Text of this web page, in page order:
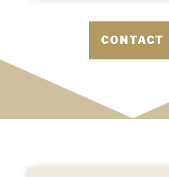
CONTACT